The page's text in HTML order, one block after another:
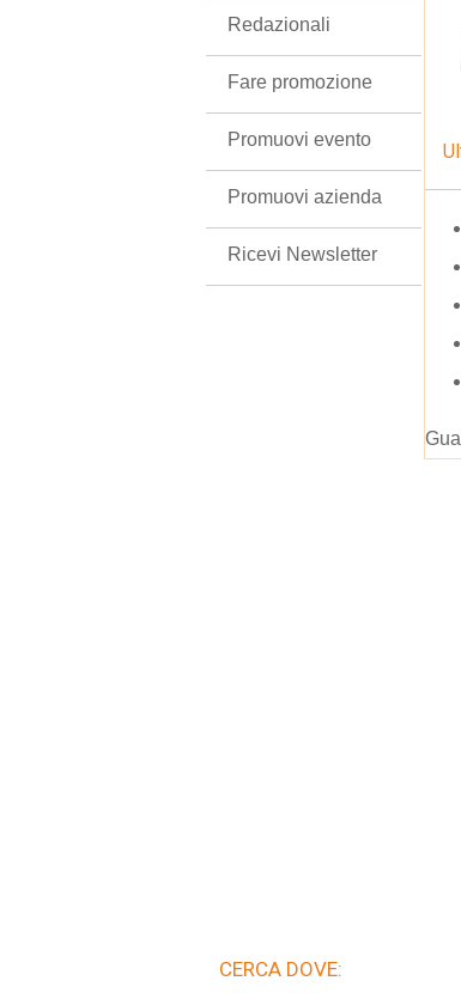
Redazionali
Fare promozione
Promuovi evento
Promuovi azienda
Ricevi Newsletter
CERCA DOVE: